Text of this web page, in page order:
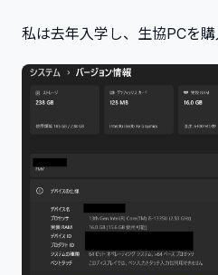
私は去年入学し、生協PCを購